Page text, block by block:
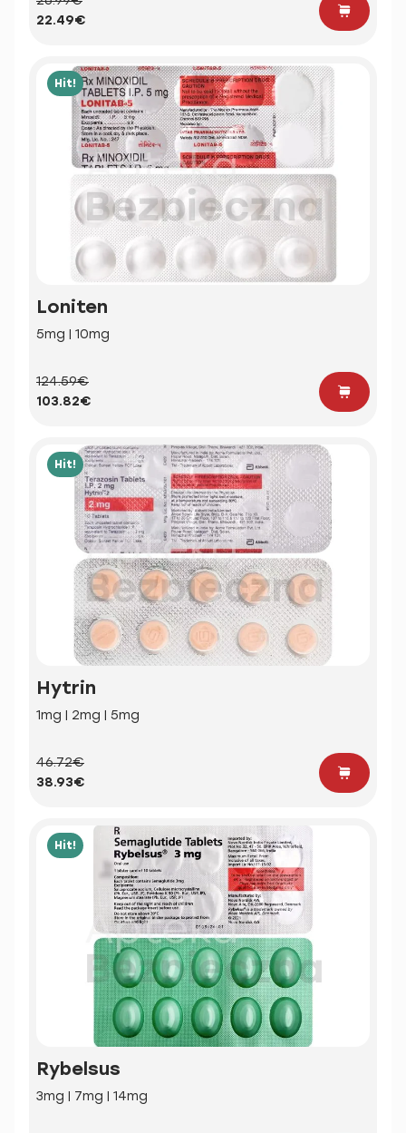
22.49€
Hit!
Loniten
5mg | 10mg
124.59€
103.82€
Hit!
Hytrin
1mg | 2mg | 5mg
46.72€
38.93€
Hit!
Rybelsus
3mg | 7mg | 14mg